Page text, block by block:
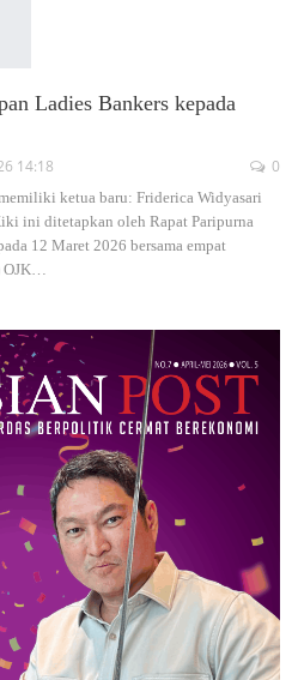
Ladies Bankers kepada
14:18 0
ketua baru: Friderica Widyasari
ini ditetapkan oleh Rapat Paripurna
12 Maret 2026 bersama empat